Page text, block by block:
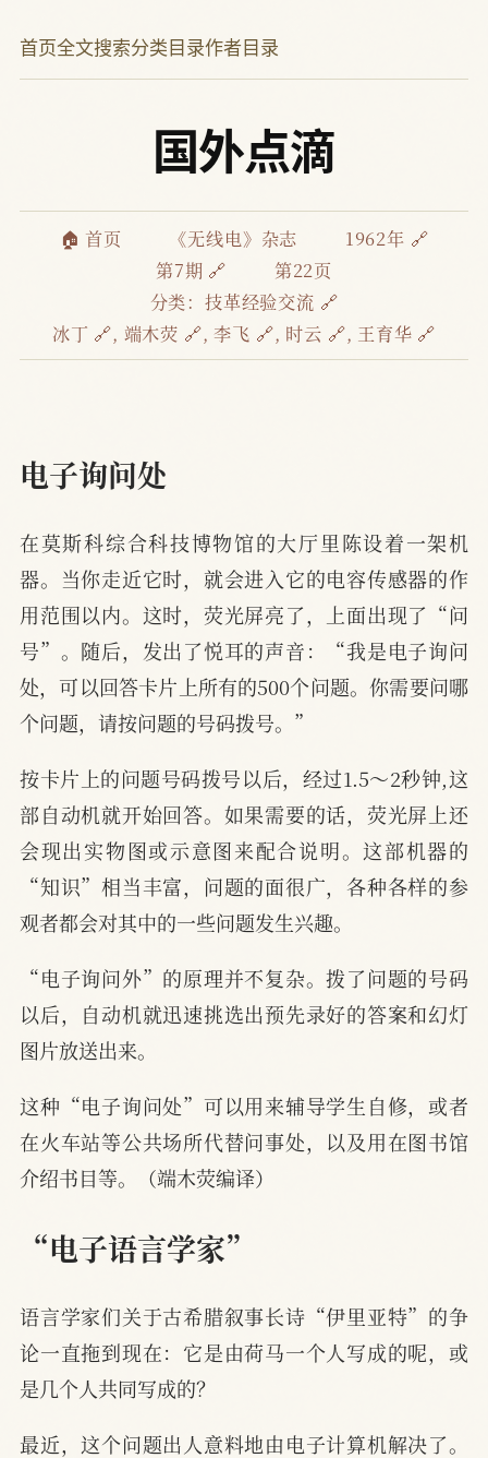
首页全文搜索分类目录作者目录
国外点滴
🏠 首页 《无线电》杂志
1962年 🔗
第7期 🔗
第22页
分类： 技革经验交流 🔗
冰丁 🔗, 端木荧 🔗,李飞 🔗, 时云 🔗, 王育华 🔗
电子询问处
在莫斯科综合科技博物馆的大厅里陈设着一架机
器。当你走近它时，就会进入它的电容传感器的作
用范围以内。这时，荧光屏亮了，上面出现了“问
号”。随后，发出了悦耳的声音：“我是电子询问
处，可以回答卡片上所有的500个问题。你需要问哪
个问题，请按问题的号码拨号。”
按卡片上的问题号码拨号以后，经过1.5～2秒钟,这
部自动机就开始回答。如果需要的话，荧光屏上还
会现出实物图或示意图来配合说明。这部机器的
“知识”相当丰富，问题的面很广，各种各样的参
观者都会对其中的一些问题发生兴趣。
“电子询问外”的原理并不复杂。拨了问题的号码
以后，自动机就迅速挑选出预先录好的答案和幻灯
图片放送出来。
这种“电子询问处”可以用来辅导学生自修，或者
在火车站等公共场所代替问事处，以及用在图书馆
介绍书目等。（端木荧编译）
“电子语言学家”
语言学家们关于古希腊叙事长诗“伊里亚特”的争
论一直拖到现在：它是由荷马一个人写成的呢，或
是几个人共同写成的？
最近，这个问题出人意料地由电子计算机解决了。